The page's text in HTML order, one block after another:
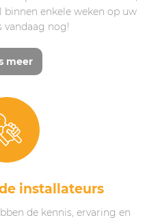
binnen enkele weken op uw
vandaag nog!
meer
installateurs
de kennis, ervaring en